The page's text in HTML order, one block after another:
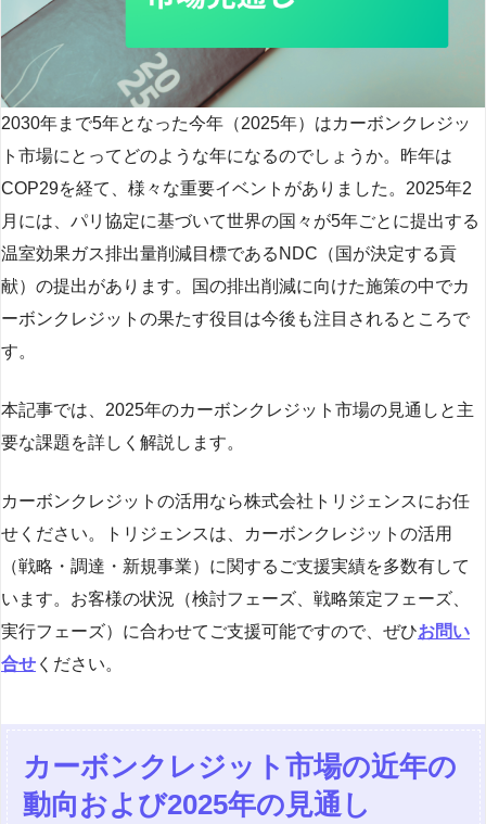
2030年まで5年となった今年（2025年）はカーボンクレジッ
ト市場にとってどのような年になるのでしょうか。昨年は
COP29を経て、様々な重要イベントがありました。2025年2
月には、パリ協定に基づいて世界の国々が5年ごとに提出する
温室効果ガス排出量削減目標であるNDC（国が決定する貢
献）の提出があります。国の排出削減に向けた施策の中でカ
ーボンクレジットの果たす役目は今後も注目されるところで
す。
本記事では、2025年のカーボンクレジット市場の見通しと主
要な課題を詳しく解説します。
カーボンクレジットの活用なら株式会社トリジェンスにお任
せください。トリジェンスは、カーボンクレジットの活用
（戦略・調達・新規事業）に関するご支援実績を多数有して
います。お客様の状況（検討フェーズ、戦略策定フェーズ、
実行フェーズ）に合わせてご支援可能ですので、ぜひお問い
合せ ください。
カーボンクレジット市場の近年の
動向および2025年の見通し